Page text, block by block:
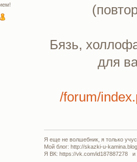
Бязь,
для
/forum/
Я еще не волшебник, я только
Мой блог: http://skazki-u-
Я ВК: https://vk.com/id187887278 и